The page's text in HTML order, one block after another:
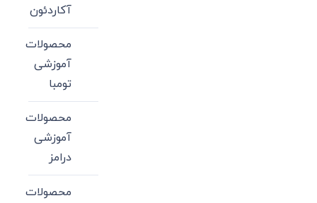
آکاردئون
محصولات
آموزشی
تومبا
محصولات
آموزشی
درامز
محصولات